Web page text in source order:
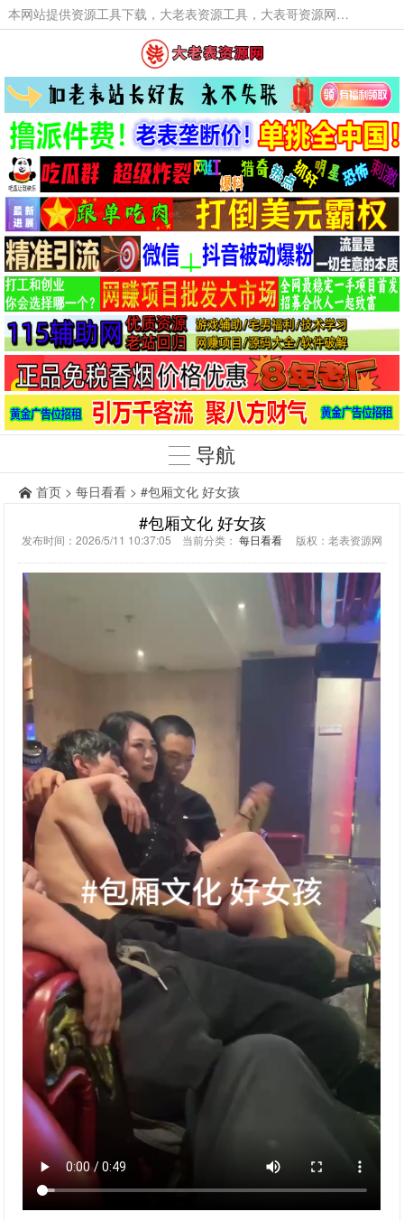
本网站提供资源工具下载，大老表资源工具，大表哥资源网软件工具，大老表资源下载，活动线报福利资源分享,活动线报，大型网游经典游戏，网络热门技术游戏辅助交流与分享。
导航
首页 > 每日看看 > #包厢文化 好女孩
#包厢文化 好女孩
发布时间：2026/5/11 10:37:05 当前分类： 每日看看 版权：老表资源网